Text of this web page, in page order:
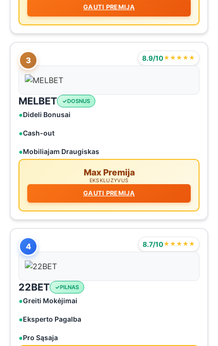
GAUTI PREMIJĄ
3 8.9/10★★★★★
MELBET DOSNUS
Dideli Bonusai
Cash-out
Mobiliajam Draugiskas
Max Premija
EKSKLUZYVUS
GAUTI PREMIJĄ
4 8.7/10★★★★★
22BET PILNAS
Greiti Mokėjimai
Eksperto Pagalba
Pro Sąsaja